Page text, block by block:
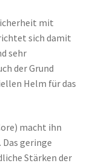
mit
sich damit
sehr
der Grund
Helm für das
macht ihn
geringe
Stärken der